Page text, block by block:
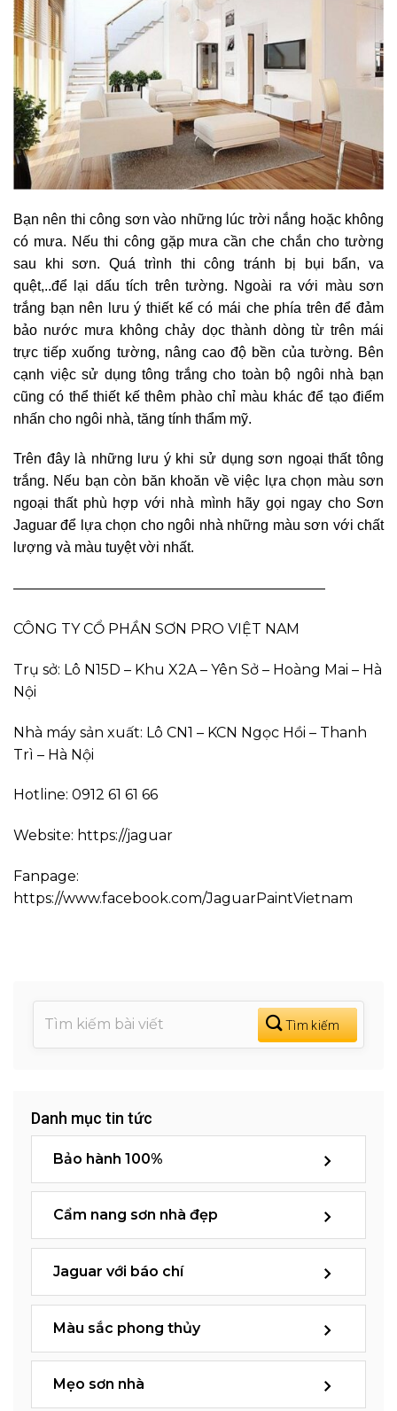
Bạn nên thi công sơn vào những lúc trời nắng hoặc không
có mưa. Nếu thi công gặp mưa cần che chắn cho tường
sau khi sơn. Quá trình thi công tránh bị bụi bẩn, va
quệt,..để lại dấu tích trên tường. Ngoài ra với màu sơn
trắng bạn nên lưu ý thiết kế có mái che phía trên để đảm
bảo nước mưa không chảy dọc thành dòng từ trên mái
trực tiếp xuống tường, nâng cao độ bền của tường. Bên
cạnh việc sử dụng tông trắng cho toàn bộ ngôi nhà bạn
cũng có thể thiết kế thêm phào chỉ màu khác để tạo điểm
nhấn cho ngôi nhà, tăng tính thẩm mỹ.
Trên đây là những lưu ý khi sử dụng sơn ngoại thất tông
trắng. Nếu bạn còn băn khoăn về việc lựa chọn màu sơn
ngoại thất phù hợp với nhà mình hãy gọi ngay cho Sơn
Jaguar để lựa chọn cho ngôi nhà những màu sơn với chất
lượng và màu tuyệt vời nhất.
——————————————————————
CÔNG TY CỔ PHẦN SƠN PRO VIỆT NAM
Trụ sở: Lô N15D – Khu X2A – Yên Sở – Hoàng Mai – Hà
Nội
Nhà máy sản xuất: Lô CN1 – KCN Ngọc Hồi – Thanh
Trì – Hà Nội
Hotline: 0912 61 61 66
Website: https://jaguar
Fanpage:
https://www.facebook.com/JaguarPaintVietnam
Danh mục tin tức
Bảo hành 100%
Cẩm nang sơn nhà đẹp
Jaguar với báo chí
Màu sắc phong thủy
Mẹo sơn nhà